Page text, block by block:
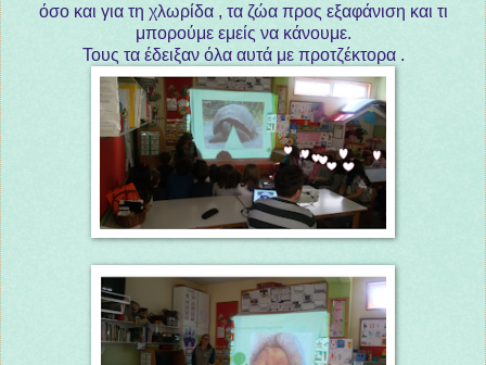
όσο και για τη χλωρίδα , τα ζώα προς εξαφάνιση και τι
μπορούμε εμείς να κάνουμε.
Τους τα έδειξαν όλα αυτά με προτζέκτορα .